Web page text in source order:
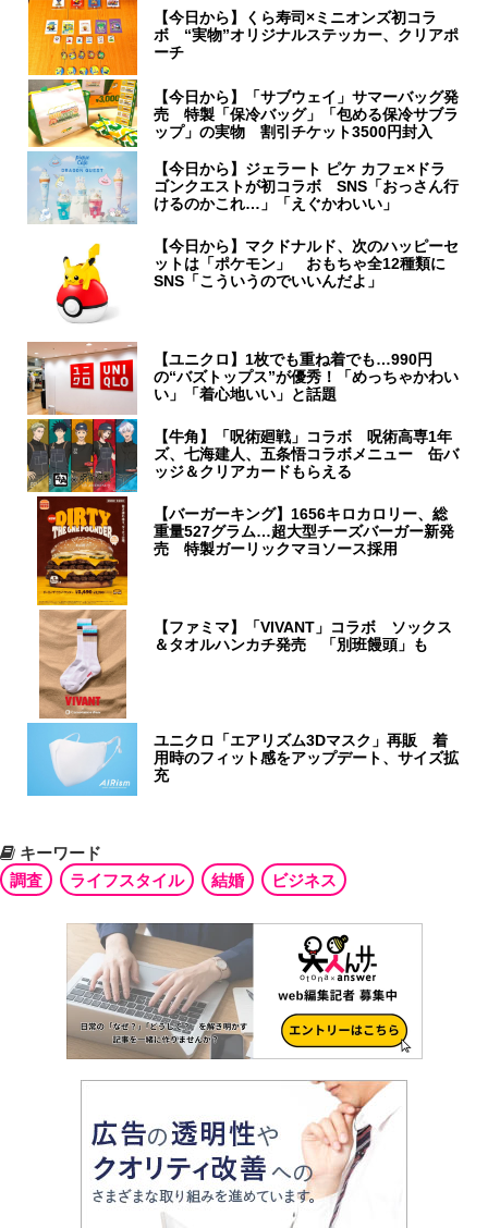
【今日から】くら寿司×ミニオンズ初コラ
ボ “実物”オリジナルステッカー、クリアポ
ーチ
【今日から】「サブウェイ」サマーバッグ発
売 特製「保冷バッグ」「包める保冷サブラ
ップ」の実物 割引チケット3500円封入
【今日から】ジェラート ピケ カフェ×ドラ
ゴンクエストが初コラボ SNS「おっさん行
けるのかこれ…」「えぐかわいい」
【今日から】マクドナルド、次のハッピーセ
ットは「ポケモン」 おもちゃ全12種類に
SNS「こういうのでいいんだよ」
【ユニクロ】1枚でも重ね着でも…990円
の“バズトップス”が優秀！「めっちゃかわい
い」「着心地いい」と話題
【牛角】「呪術廻戦」コラボ 呪術高専1年
ズ、七海建人、五条悟コラボメニュー 缶バ
ッジ＆クリアカードもらえる
【バーガーキング】1656キロカロリー、総
重量527グラム…超大型チーズバーガー新発
売 特製ガーリックマヨソース採用
【ファミマ】「VIVANT」コラボ ソックス
＆タオルハンカチ発売 「別班饅頭」も
ユニクロ「エアリズム3Dマスク」再販 着
用時のフィット感をアップデート、サイズ拡
充
キーワード
調査
ライフスタイル 結婚 ビジネス